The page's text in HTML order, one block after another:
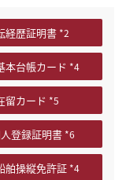
経歴証明書
本台帳カード
留カード
登録証明書
舶操縦免許証